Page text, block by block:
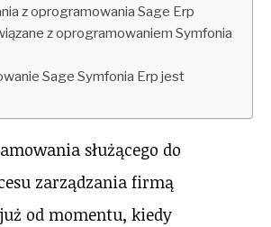
z oprogramowania Sage Erp
z oprogramowaniem Symfonia
Sage Symfonia Erp jest
służącego do
zarządzania firmą
od momentu, kiedy